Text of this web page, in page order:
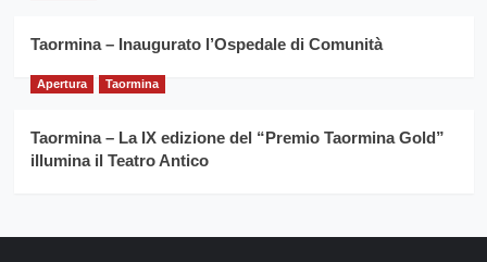
Taormina – Inaugurato l’Ospedale di Comunità
Apertura Taormina
Taormina – La IX edizione del “Premio Taormina Gold”
illumina il Teatro Antico